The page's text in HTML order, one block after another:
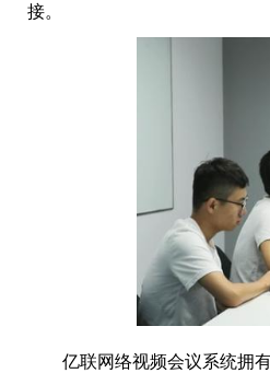
接。
亿联网络视频会议系统拥有